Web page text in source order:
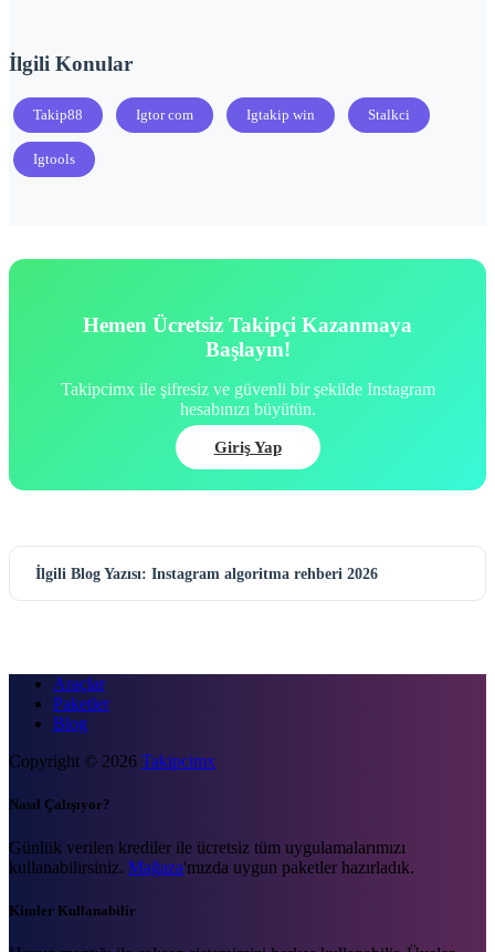
İlgili Konular
Takip88 Igtor com Igtakip win Stalkci
Igtools
Hemen Ücretsiz Takipçi Kazanmaya
Başlayın!
Takipcimx ile şifresiz ve güvenli bir şekilde Instagram
hesabınızı büyütün.
Giriş Yap
İlgili Blog Yazısı: Instagram algoritma rehberi 2026
Araçlar
Paketler
Blog
Copyright © 2026 Takipcimx
Nasıl Çalışıyor?
Günlük verilen krediler ile ücretsiz tüm uygulamalarımızı
kullanabilirsiniz. Mağaza'mızda uygun paketler hazırladık.
Kimler Kullanabilir